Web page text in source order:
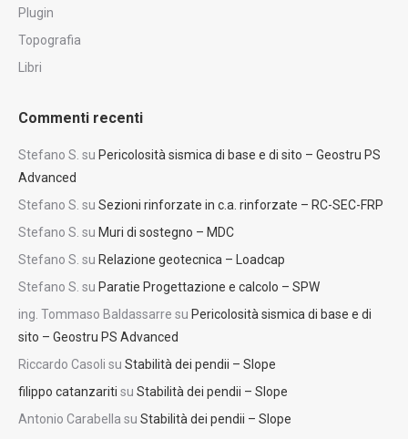
Plugin
Topografia
Libri
Commenti recenti
Stefano S. su Pericolosità sismica di base e di sito – Geostru PS
Advanced
Stefano S. su Sezioni rinforzate in c.a. rinforzate – RC-SEC-FRP
Stefano S. su Muri di sostegno – MDC
Stefano S. su Relazione geotecnica – Loadcap
Stefano S. su Paratie Progettazione e calcolo – SPW
ing. Tommaso Baldassarre su Pericolosità sismica di base e di
sito – Geostru PS Advanced
Riccardo Casoli su Stabilità dei pendii – Slope
filippo catanzariti su Stabilità dei pendii – Slope
Antonio Carabella su Stabilità dei pendii – Slope